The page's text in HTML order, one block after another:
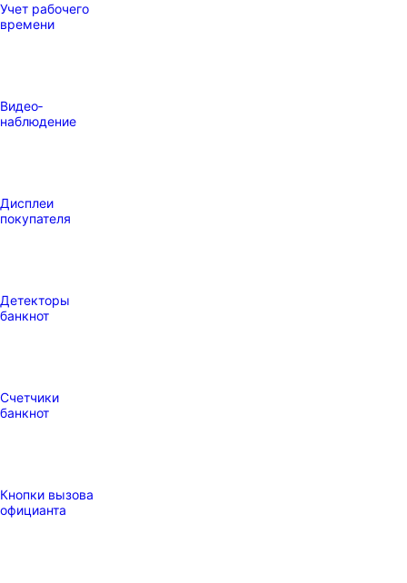
Учет рабочего
времени
Видео‑
наблюдение
Дисплеи
покупателя
Детекторы
банкнот
Счетчики
банкнот
Кнопки вызова
официанта